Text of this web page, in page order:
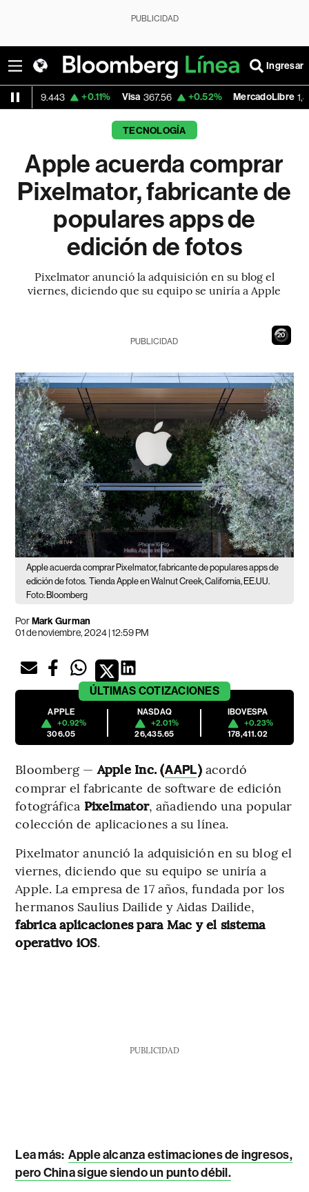
PUBLICIDAD
Ingresar
+0.11% Visa 367.56 +0.52% MercadoLibre 1,874.26 -
TECNOLOGÍA
Apple acuerda comprar
Pixelmator, fabricante de
populares apps de
edición de fotos
Pixelmator anunció la adquisición en su blog el
viernes, diciendo que su equipo se uniría a Apple
19
PUBLICIDAD
Apple acuerda comprar Pixelmator, fabricante de populares apps de
edición de fotos. Tienda Apple en Walnut Creek, California, EE.UU.
Foto: Bloomberg
PorMark Gurman
01 de noviembre, 2024 | 12:59 PM
ÚLTIMAS COTIZACIONES
APPLE
+0.92%
306.05
NASDAQ
+2.01%
26,435.65
IBOVESPA
+0.23%
178,411.02
Bloomberg —Apple Inc. (AAPL) acordó
comprar el fabricante de software de edición
fotográfica Pixelmator, añadiendo una popular
colección de aplicaciones a su línea.
Pixelmator anunció la adquisición en su blog el
viernes, diciendo que su equipo se uniría a
Apple. La empresa de 17 años, fundada por los
hermanos Saulius Dailide y Aidas Dailide,
fabrica aplicaciones para Mac y el sistema
operativo iOS.
PUBLICIDAD
Lea más: Apple alcanza estimaciones de ingresos,
pero China sigue siendo un punto débil.